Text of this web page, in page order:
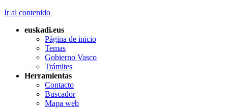
Ir al contenido
euskadi.eus
Página de inicio
Temas
Gobierno Vasco
Trámites
Herramientas
Contacto
Buscador
Mapa web